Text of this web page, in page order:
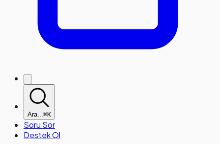
Ara...⌘K
Soru Sor
Destek Ol